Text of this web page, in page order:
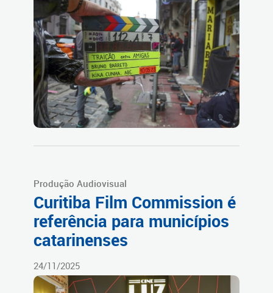
Produção Audiovisual
Curitiba Film Commission é
referência para municípios
catarinenses
24/11/2025